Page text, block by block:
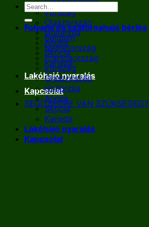
Franciaország
Írország
Olaszország
Hollandia
Anglia
Skócia
Kanada
Lakóhajó nyaralás
Kapcsolat
SEGÍTSÉGRE VAN SZÜKSÉGED?
Folyami és csatornahajó bérlés
Belgium
Németország
Franciaország
Írország
Olaszország
Hollandia
Anglia
Skócia
Kanada
Lakóhajó nyaralás
Kapcsolat